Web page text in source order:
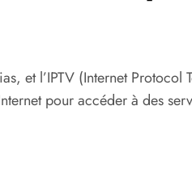
et l’IPTV (Internet
pour accéder à des